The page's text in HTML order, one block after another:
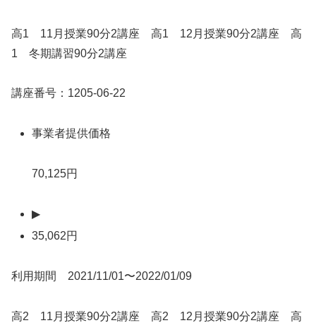
高1 11月授業90分2講座 高1 12月授業90分2講座 高
1 冬期講習90分2講座
講座番号：1205-06-22
事業者提供価格
70,125円
▶
35,062円
利用期間 2021/11/01〜2022/01/09
高2 11月授業90分2講座 高2 12月授業90分2講座 高